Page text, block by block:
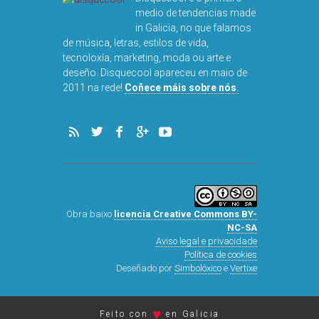
medio de tendencias made
in Galicia, no que falamos
de música, letras, estilos de vida,
tecnoloxía, marketing, moda ou arte e
deseño. Disquecool apareceu en maio de
2011 na rede! Coñece máis sobre nós
Obra baixo licencia Creative Commons BY-
NC-SA
Aviso legal e privacidade
Política de cookies
Deseñado por Simbolóxicoe Vertixe
Feito con ♥ en Galicia